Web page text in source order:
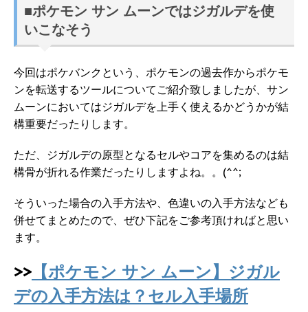
■ポケモン サン ムーンではジガルデを使
いこなそう
今回はポケバンクという、ポケモンの過去作からポケモ
ンを転送するツールについてご紹介致しましたが、サン
ムーンにおいてはジガルデを上手く使えるかどうかが結
構重要だったりします。
ただ、ジガルデの原型となるセルやコアを集めるのは結
構骨が折れる作業だったりしますよね。。(^^;
そういった場合の入手方法や、色違いの入手方法なども
併せてまとめたので、ぜひ下記をご参考頂ければと思い
ます。
>> 【ポケモン サン ムーン】ジガル
デの入手方法は？セル入手場所